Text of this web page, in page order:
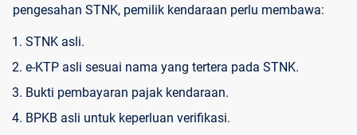
pengesahan STNK, pemilik kendaraan perlu membawa:
STNK asli.
e-KTP asli sesuai nama yang tertera pada STNK.
Bukti pembayaran pajak kendaraan.
BPKB asli untuk keperluan verifikasi.